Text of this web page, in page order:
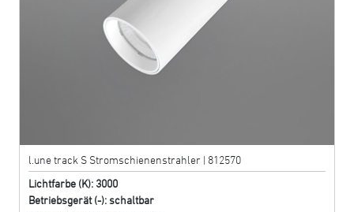
l.une track S Stromschienenstrahler | 812570
Lichtfarbe (K): 3000
Betriebsgerät (-): schaltbar